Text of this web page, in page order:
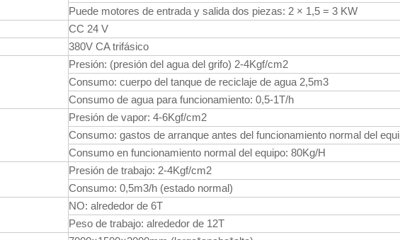
Puede motores de entrada y salida dos piezas: 2 × 1,5 = 3 KW
CC 24 V
380V CA trifásico
Presión: (presión del agua del grifo) 2-4Kgf/cm2
Consumo: cuerpo del tanque de reciclaje de agua 2,5m3
Consumo de agua para funcionamiento: 0,5-1T/h
Presión de vapor: 4-6Kgf/cm2
Consumo: gastos de arranque antes del funcionamiento normal del
Consumo en funcionamiento normal del equipo: 80Kg/H
Presión de trabajo: 2-4Kgf/cm2
Consumo: 0,5m3/h (estado normal)
NO: alrededor de 6T
Peso de trabajo: alrededor de 12T